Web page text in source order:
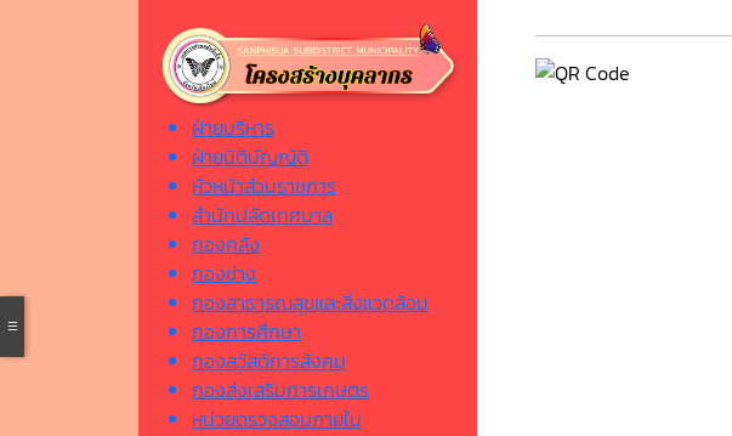
ฝ่ายบริหาร
ฝ่ายนิติบัญญัติ
หัวหน้าส่วนราชการ
สำนักปลัดเทศบาล
กองคลัง
กองช่าง
กองสาธารณสุขและสิ่งแวดล้อม
กองการศึกษา
กองสวัสดิการสังคม
กองส่งเสริมการเกษตร
หน่วยตรวจสอบภายใน